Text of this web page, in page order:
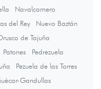
Navalcarnero
del Rey
Nuevo Baztán
de Tajuña
Patones
Pedrezuela
Pezuela de las Torres
Gandullas